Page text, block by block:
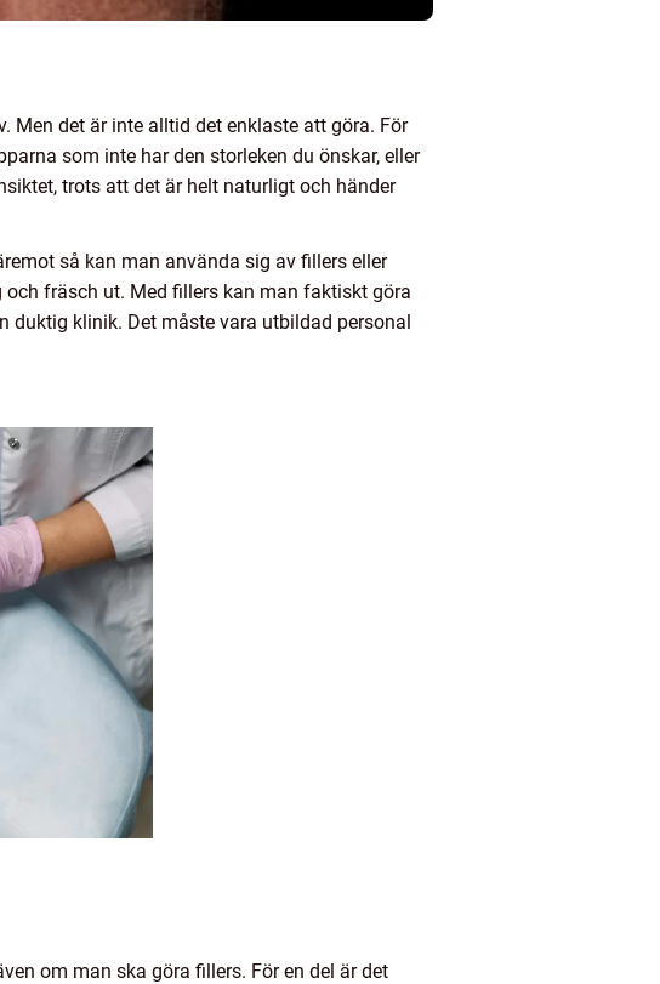
Men det är inte alltid det enklaste att göra. För
som inte har den storleken du önskar, eller
trots att det är helt naturligt och händer
så kan man använda sig av fillers eller
fräsch ut. Med fillers kan man faktiskt göra
duktig klinik. Det måste vara utbildad personal
om man ska göra fillers. För en del är det